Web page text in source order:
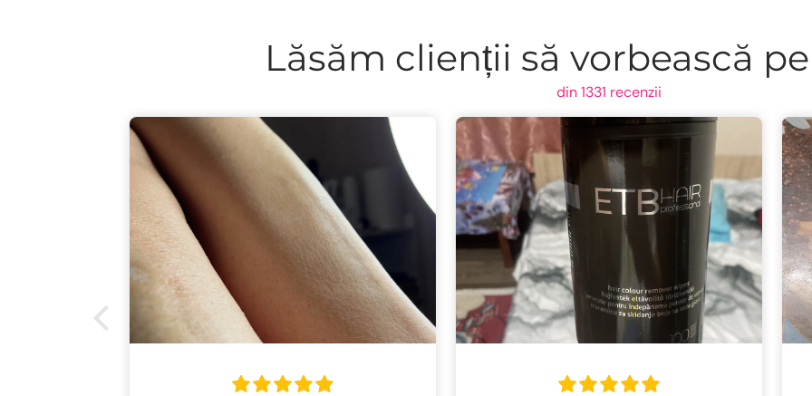
Lăsăm clienții să vorbească
din 1331 recenzii